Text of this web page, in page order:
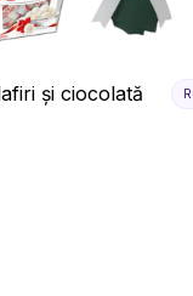
și ciocolată